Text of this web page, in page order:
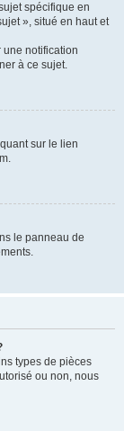
spécifique en
», situé en haut et
une notification
à ce sujet.
sur le lien
le panneau de
types de pièces
ou non, nous